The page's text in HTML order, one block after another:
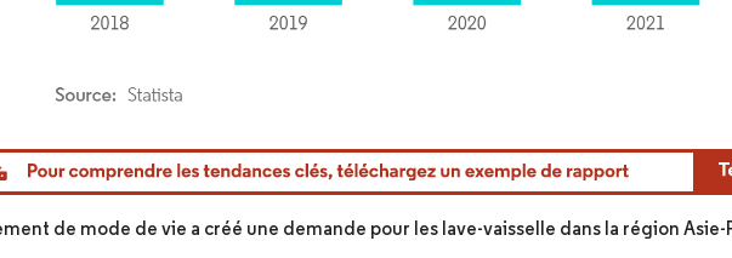
Intelligence. La réutilisation nécessite une attribution sous CC BY 4.0.
de mode de vie a créé une demande pour les lave-vaisselle dans la région Asie-